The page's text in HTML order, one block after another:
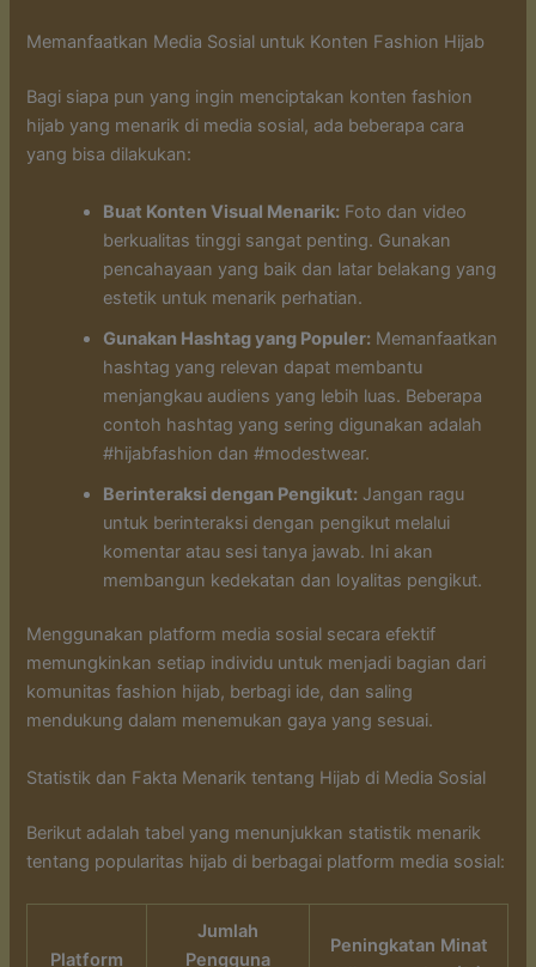
Memanfaatkan Media Sosial untuk Konten Fashion Hijab
Bagi siapa pun yang ingin menciptakan konten fashion
hijab yang menarik di media sosial, ada beberapa cara
yang bisa dilakukan:
Buat Konten Visual Menarik: Foto dan video
berkualitas tinggi sangat penting. Gunakan
pencahayaan yang baik dan latar belakang yang
estetik untuk menarik perhatian.
Gunakan Hashtag yang Populer: Memanfaatkan
hashtag yang relevan dapat membantu
menjangkau audiens yang lebih luas. Beberapa
contoh hashtag yang sering digunakan adalah
#hijabfashion dan #modestwear.
Berinteraksi dengan Pengikut: Jangan ragu
untuk berinteraksi dengan pengikut melalui
komentar atau sesi tanya jawab. Ini akan
membangun kedekatan dan loyalitas pengikut.
Menggunakan platform media sosial secara efektif
memungkinkan setiap individu untuk menjadi bagian dari
komunitas fashion hijab, berbagi ide, dan saling
mendukung dalam menemukan gaya yang sesuai.
Statistik dan Fakta Menarik tentang Hijab di Media Sosial
Berikut adalah tabel yang menunjukkan statistik menarik
tentang popularitas hijab di berbagai platform media sosial:
Platform
Jumlah
Pengguna
Peningkatan Minat